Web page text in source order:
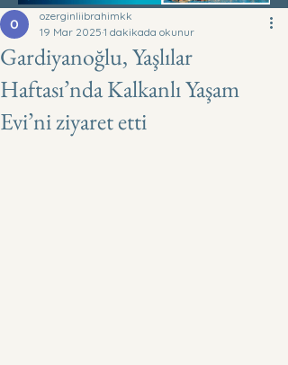
Gardiyanoğlu, Yaşlılar
Haftası’nda Kalkanlı Yaşam
Evi’ni ziyaret etti
ozerginliibrahimkk
19 Mar 2025 1 dakikada okunur